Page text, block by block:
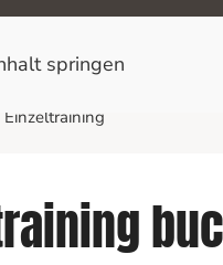
springen
Einzeltraining